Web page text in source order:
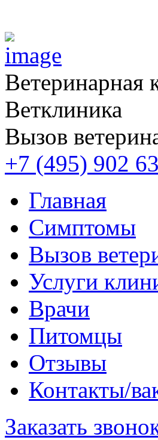
Ветеринарная
Ветклиника
Вызов
+7 (495) 902
Главная
Симптомы
Вызов
Услуги
Врачи
Питомцы
Отзывы
Контакты/
Заказать